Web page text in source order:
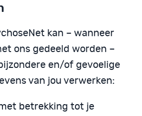
kan – wanneer
ons gedeeld worden –
en/of gevoelige
van jou verwerken:
betrekking tot je